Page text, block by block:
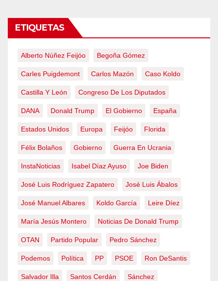
ETIQUETAS
Alberto Núñez Feijóo Begoña Gómez
Carles Puigdemont Carlos Mazón Caso Koldo
Castilla Y León Congreso De Los Diputados
DANA Donald Trump El Gobierno España
Estados Unidos Europa Feijóo Florida
Félix Bolaños Gobierno Guerra En Ucrania
InstaNoticias Isabel Díaz Ayuso Joe Biden
José Luis Rodríguez Zapatero José Luis Ábalos
José Manuel Albares Koldo García Leire Díez
María Jesús Montero Noticias De Donald Trump
OTAN Partido Popular Pedro Sánchez
Podemos Política PP PSOE Ron DeSantis
Salvador Illa Santos Cerdán Sánchez